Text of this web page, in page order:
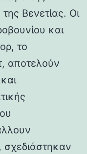
Βενετίας. Οι
και
το
αποτελούν